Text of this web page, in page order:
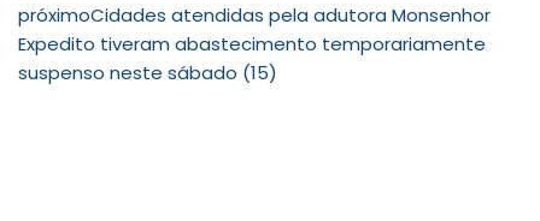
próximoCidades atendidas pela adutora Monsenhor
Expedito tiveram abastecimento temporariamente
suspenso neste sábado (15)